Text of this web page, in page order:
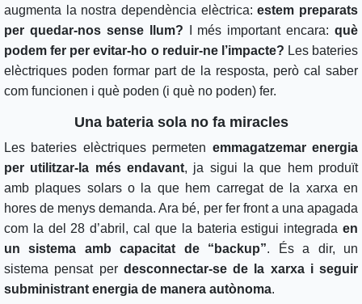
augmenta la nostra dependència elèctrica:estem preparats
per quedar-nos sense llum? I més important encara: què
podem fer per evitar-ho o reduir-ne l’impacte? Les bateries
elèctriques poden formar part de la resposta, però cal saber
com funcionen i què poden (i què no poden) fer.
Una bateria sola no fa miracles
Les bateries elèctriques permeten emmagatzemar energia
per utilitzar-la més endavant, ja sigui la que hem produït
amb plaques solars o la que hem carregat de la xarxa en
hores de menys demanda. Ara bé, per fer front a una apagada
com la del 28 d’abril, cal que la bateria estigui integrada en
un sistema amb capacitat de “backup”. És a dir, un
sistema pensat per desconnectar-se de la xarxa i seguir
subministrant energia de manera autònoma.